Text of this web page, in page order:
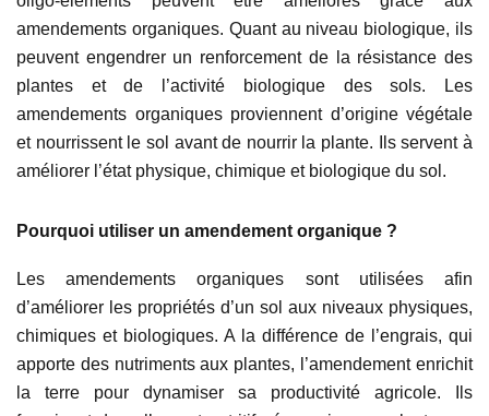
amendements organiques. Quant au niveau biologique, ils
peuvent engendrer un renforcement de la résistance des
plantes et de l’activité biologique des sols. Les
amendements organiques proviennent d’origine végétale
et nourrissent le sol avant de nourrir la plante. Ils servent à
améliorer l’état physique, chimique et biologique du sol.
Pourquoi utiliser un amendement organique ?
Les amendements organiques sont utilisées afin
d’améliorer les propriétés d’un sol aux niveaux physiques,
chimiques et biologiques. A la différence de l’engrais, qui
apporte des nutriments aux plantes, l’amendement enrichit
la terre pour dynamiser sa productivité agricole. Ils